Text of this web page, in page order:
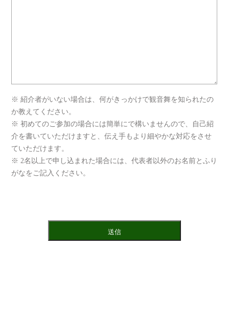
※ 紹介者がいない場合は、何がきっかけで観音舞を知られたの
か教えてください。
※ 初めてのご参加の場合には簡単にで構いませんので、自己紹
介を書いていただけますと、伝え手もより細やかな対応をさせ
ていただけます。
※ 2名以上で申し込まれた場合には、代表者以外のお名前とふり
がなをご記入ください。